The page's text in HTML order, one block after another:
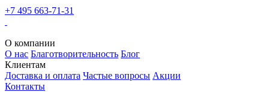
+7 495 663-71-31
О компании
О нас Благотворительность Блог
Клиентам
Доставка и оплата Частые вопросы Акции
Контакты